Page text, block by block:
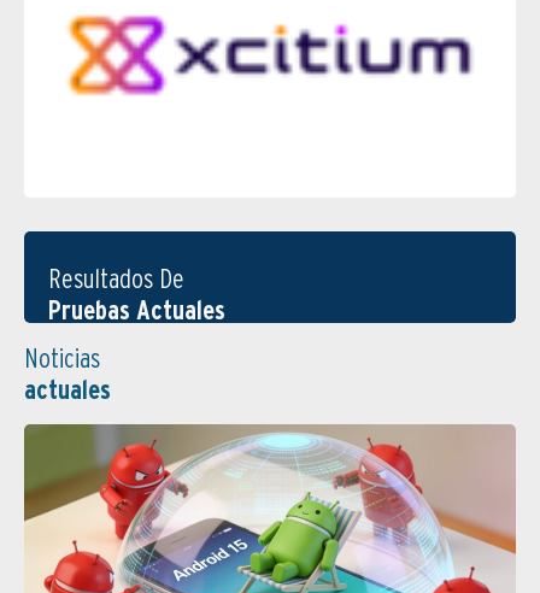
Resultados De
Pruebas Actuales
Noticias
actuales